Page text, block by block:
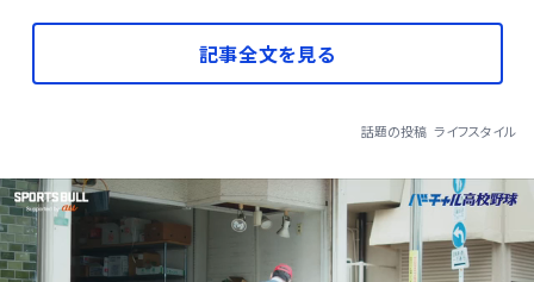
記事全文を見る
話題の投稿 ライフスタイル